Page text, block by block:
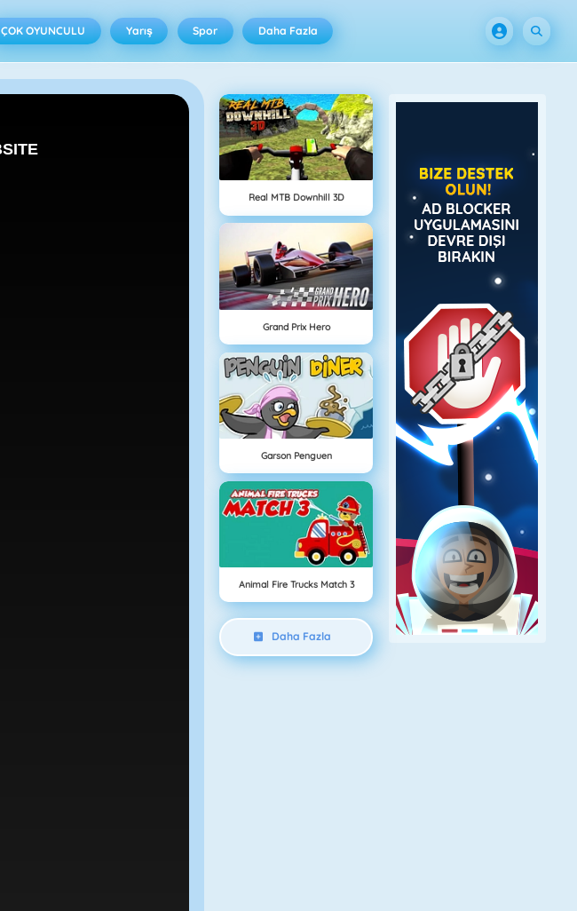
ÇOK OYUNCULU Yarış Spor Daha Fazla
Real MTB Downhill 3D
Grand Prix Hero
Garson Penguen
Animal Fire Trucks Match 3
Daha Fazla